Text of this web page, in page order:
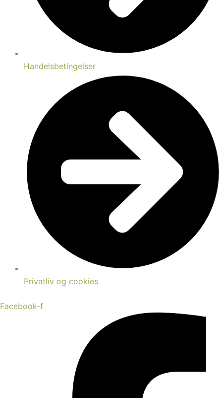
Handelsbetingelser
Privatliv og cookies
Facebook-f